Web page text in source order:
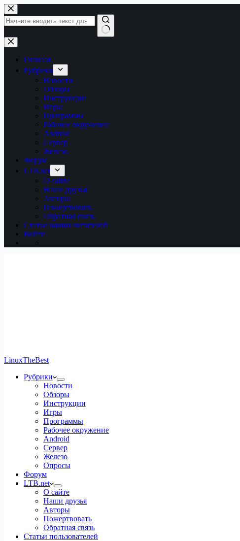
Перейти
к
сути
Ничего
не
найденоГлавная
Рубрики
Новости
Обзоры
Инструкции
Игры
Программы
Рабочее окружение
Android
Сервер
Железо
Форум
LTB.net
О сайте
Наши друзья
Авторы
Пожертвовать
Обратная связь
Статьи наших читателей
Войти
LinuxTheBest
Рубрики
Новости
Обзоры
Инструкции
Игры
Программы
Рабочее окружение
Android
Сервер
Железо
Опросы
Форум
LTB.net
О сайте
Наши друзья
Авторы
Пожертвовать
Обратная связь
Статьи пользователей